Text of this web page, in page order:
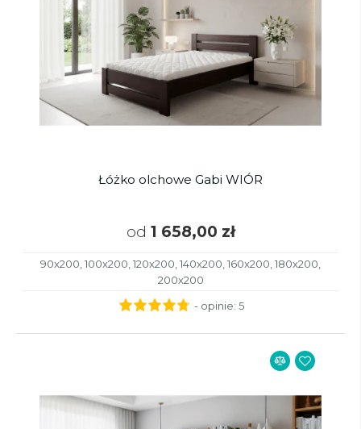
Łóżko olchowe Gabi WIÓR
od 1 658,00 zł
90x200, 100x200, 120x200, 140x200, 160x200, 180x200,
200x200
- opinie: 5